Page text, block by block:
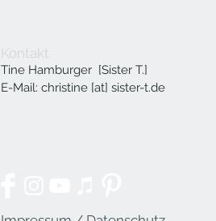
Kontakt
Tine Hamburger [Sister T.]
E-Mail: christine [at] sister-t.de